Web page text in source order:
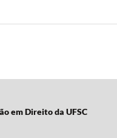
em Direito da UFSC